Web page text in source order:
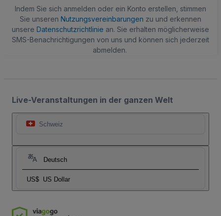
Indem Sie sich anmelden oder ein Konto erstellen, stimmen
Sie unseren Nutzungsvereinbarungen zu und erkennen
unsere Datenschutzrichtlinie an. Sie erhalten möglicherweise
SMS-Benachrichtigungen von uns und können sich jederzeit
abmelden.
Live-Veranstaltungen in der ganzen Welt
Schweiz
Deutsch
US$ US Dollar